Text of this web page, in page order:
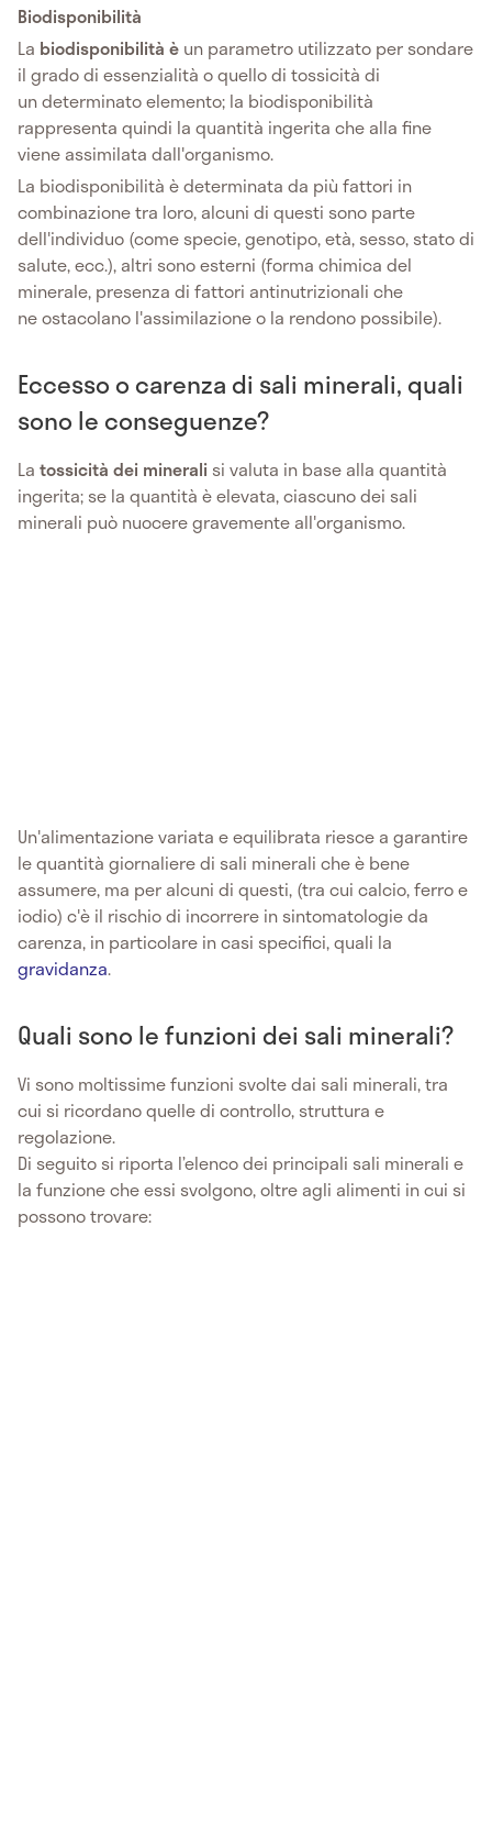
Biodisponibilità
La biodisponibilità è un parametro utilizzato per sondare
il grado di essenzialità o quello di tossicità di
un determinato elemento; la biodisponibilità
rappresenta quindi la quantità ingerita che alla fine
viene assimilata dall'organismo.
La biodisponibilità è determinata da più fattori in
combinazione tra loro, alcuni di questi sono parte
dell'individuo (come specie, genotipo, età, sesso, stato di
salute, ecc.), altri sono esterni (forma chimica del
minerale, presenza di fattori antinutrizionali che
ne ostacolano l'assimilazione o la rendono possibile).
Eccesso o carenza di sali minerali, quali
sono le conseguenze?
La tossicità dei minerali si valuta in base alla quantità
ingerita; se la quantità è elevata, ciascuno dei sali
minerali può nuocere gravemente all'organismo.
Un'alimentazione variata e equilibrata riesce a garantire
le quantità giornaliere di sali minerali che è bene
assumere, ma per alcuni di questi, (tra cui calcio, ferro e
iodio) c'è il rischio di incorrere in sintomatologie da
carenza, in particolare in casi specifici, quali la
gravidanza.
Quali sono le funzioni dei sali minerali?
Vi sono moltissime funzioni svolte dai sali minerali, tra
cui si ricordano quelle di controllo, struttura e
regolazione.
Di seguito si riporta l’elenco dei principali sali minerali e
la funzione che essi svolgono, oltre agli alimenti in cui si
possono trovare: